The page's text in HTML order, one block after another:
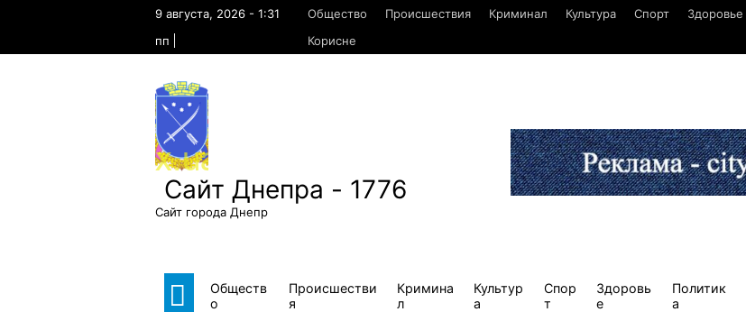
9 августа, 2026 - 1:31
пп
Общество Происшествия Криминал Культура Спорт Здоровье
Корисне
Сайт Днепра - 1776
Сайт города Днепр
Обществ
о
Происшестви
я
Кримина
л
Культур
а
Спор
т
Здоровь
е
Политик
а